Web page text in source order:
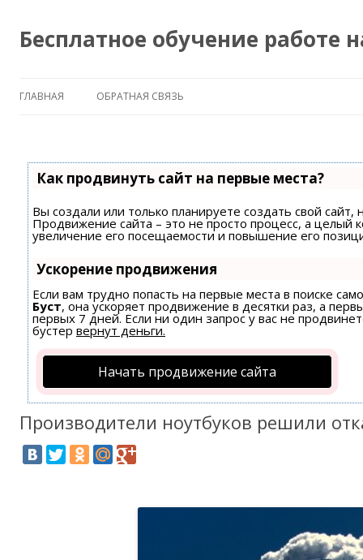
Бесплатное обучение работе
ГЛАВНАЯ ОБРАТНАЯ СВЯЗЬ
Как продвинуть сайт на первые места?
Вы создали или только планируете создать свой сайт,
Продвижение сайта – это не просто процесс, а целый
увеличение его посещаемости и повышение его
Ускорение продвижения
Если вам трудно попасть на первые места в поиске
Буст, она ускоряет продвижение в десятки раз, а
первых 7 дней. Если ни один запрос у вас не
бустер вернут деньги.
Начать продвижение сайта
Производители ноутбуков решили